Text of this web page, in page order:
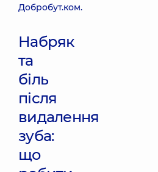
Добробут.ком.
Набряк
та
біль
після
видалення
зуба:
що